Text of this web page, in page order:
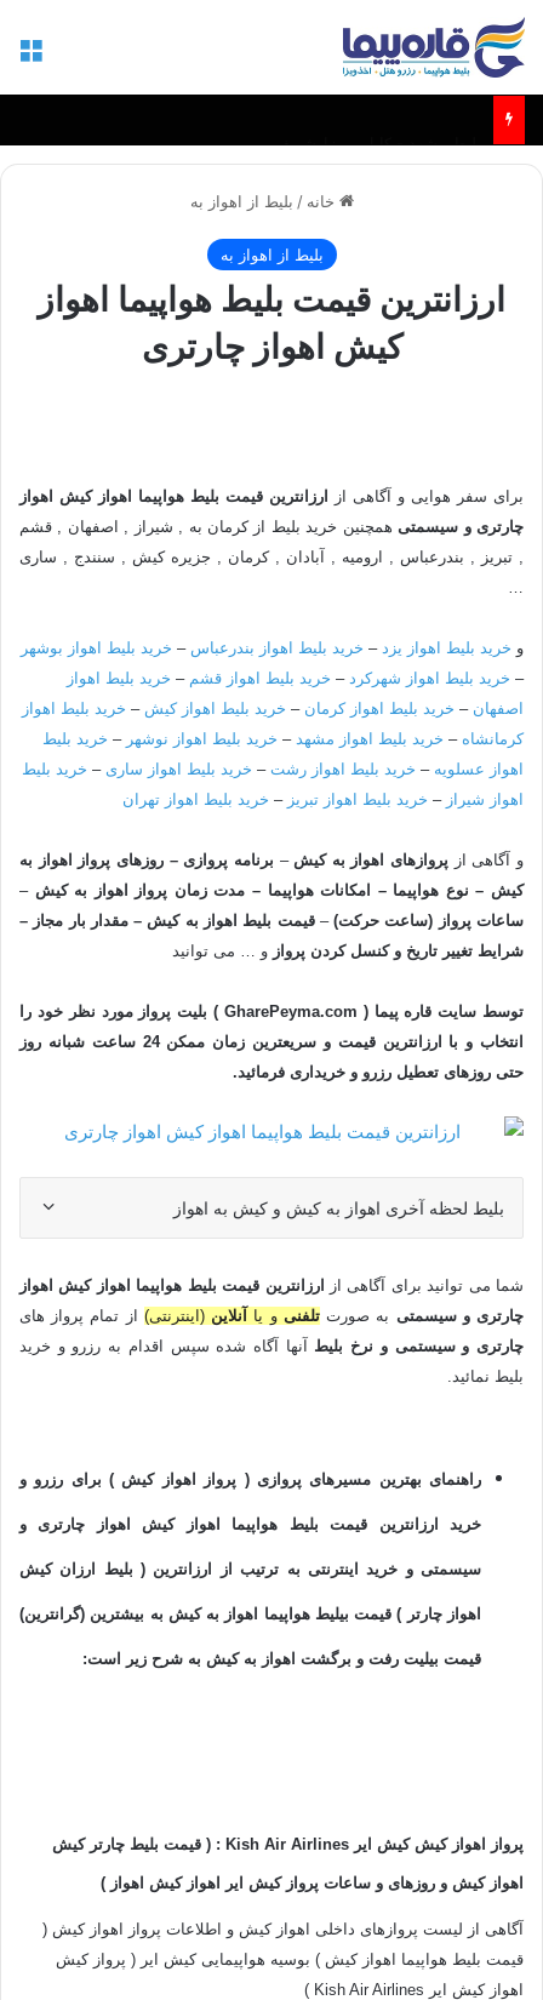
خانه / بلیط از اهواز به
بلیط از اهواز به
ارزانترین قیمت بلیط هواپیما اهواز
کیش اهواز چارتری
برای سفر هوایی و آگاهی از
ارزانترین قیمت بلیط هواپیما اهواز کیش اهواز
چارتری و سیسمتی همچنین خرید بلیط از کرمان به , شیراز , اصفهان , قشم
, تبریز , بندرعباس , ارومیه , آبادان , کرمان , جزیره کیش , سنندج , ساری
…
و خرید بلیط اهواز یزد – خرید بلیط اهواز بندرعباس – خرید بلیط اهواز بوشهر
– خرید بلیط اهواز شهرکرد – خرید بلیط اهواز قشم – خرید بلیط اهواز
اصفهان – خرید بلیط اهواز کرمان – خرید بلیط اهواز کیش – خرید بلیط اهواز
کرمانشاه – خرید بلیط اهواز مشهد – خرید بلیط اهواز نوشهر – خرید بلیط
اهواز عسلویه – خرید بلیط اهواز رشت – خرید بلیط اهواز ساری – خرید بلیط
اهواز شیراز – خرید بلیط اهواز تبریز – خرید بلیط اهواز تهران
و آگاهی از پروازهای اهواز بهکیش– برنامه پروازی – روزهای پرواز اهواز به
کیش – نوع هواپیما – امکانات هواپیما – مدت زمان پرواز اهواز بهکیش–
ساعات پرواز (ساعت حرکت)– قیمت بلیط اهواز به کیش – مقدار بار مجاز –
شرایط تغییر تاریخ و کنسل کردن پرواز و … می توانید
توسط سایت قاره پیما
( GharePeyma.com ) بلیت پرواز مورد نظر خود را
انتخاب و با
ارزانترین قیمت
و سریعترین زمان ممکن 24 ساعت شبانه روز
حتی روزهای تعطیل رزرو و خریداری فرمائید.
بلیط لحظه آخری اهواز به کیش و کیش به اهواز
شما می توانید برای آگاهی از
ارزانترین قیمت بلیط هواپیما اهواز کیش اهواز
چارتری و سیسمتی به صورتتلفنی و یا آنلاین (اینترنتی) از تمام پرواز های
چارتری و سیستمی و نرخ بلیط آنها آگاه شده سپس اقدام به رزرو و خرید
بلیط نمائید.
راهنمای بهترین مسیرهای پروازی ( پرواز اهواز کیش ) برای رزرو و
خرید ارزانترین قیمت بلیط هواپیما اهواز کیش اهواز چارتری و
سیسمتی و خرید اینترنتی به ترتیب از ارزانترین ( بلیط ارزان کیش
اهواز چارتر ) قیمت بیلیط هواپیما اهواز به کیش به بیشترین (گرانترین)
قیمت بیلیت رفت و برگشت اهواز به کیش به شرح زیر است:
پرواز اهواز کیش کیش ایر Kish Air Airlines : ( قیمت بلیط چارتر کیش
اهواز کیش و روزهای و ساعات پرواز کیش ایر اهواز کیش اهواز )
آگاهی از لیست پروازهای داخلی اهواز کیش و اطلاعات پرواز اهواز کیش (
قیمت بلیط هواپیما اهواز کیش ) بوسیه هواپیمایی کیش ایر ( پرواز کیش
اهواز کیش ایر Kish Air Airlines )